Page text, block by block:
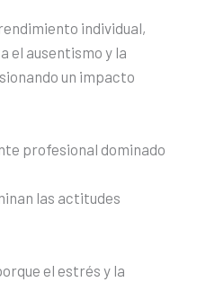
individual,
el ausentismo y la
un impacto
profesional dominado
las actitudes
el estrés y la